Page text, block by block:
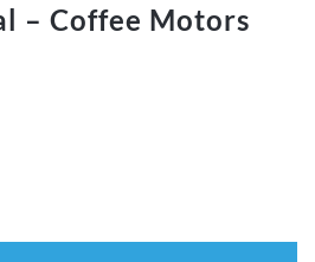
– Coffee Motors